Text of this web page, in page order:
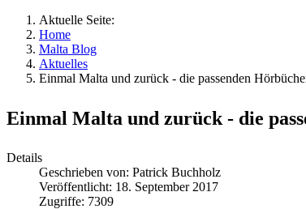
Aktuelle Seite:
Home
Malta Blog
Aktuelles
Einmal Malta und zurück - die passenden
Einmal Malta und zurück - die
Details
Geschrieben von: Patrick Buchholz
Veröffentlicht: 18. September 2017
Zugriffe: 7309